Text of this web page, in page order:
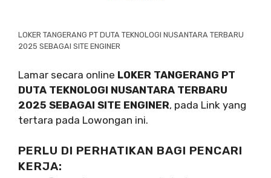
LOKER TANGERANG PT DUTA TEKNOLOGI NUSANTARA TERBARU
2025 SEBAGAI SITE ENGINER
Lamar secara online LOKER TANGERANG PT
DUTA TEKNOLOGI NUSANTARA TERBARU
2025 SEBAGAI SITE ENGINER, pada Link yang
tertara pada Lowongan ini.
PERLU DI PERHATIKAN BAGI PENCARI
KERJA: